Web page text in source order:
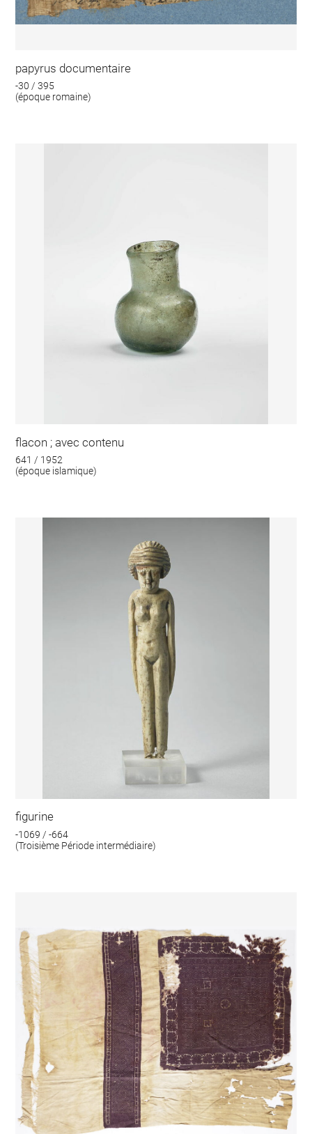
papyrus documentaire
-30 / 395
(époque romaine)
flacon ; avec contenu
641 / 1952
(époque islamique)
figurine
-1069 / -664
(Troisième Période intermédiaire)